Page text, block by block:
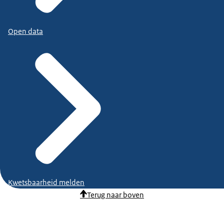
Open data
Kwetsbaarheid melden
Terug naar boven